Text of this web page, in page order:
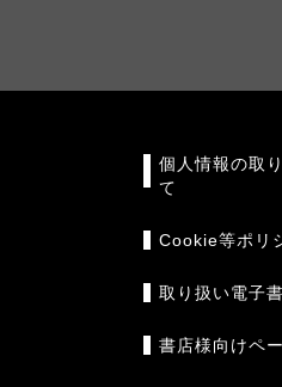
個人情報の取
て
Cookie等ポリ
取り扱い電子
書店様向けペ